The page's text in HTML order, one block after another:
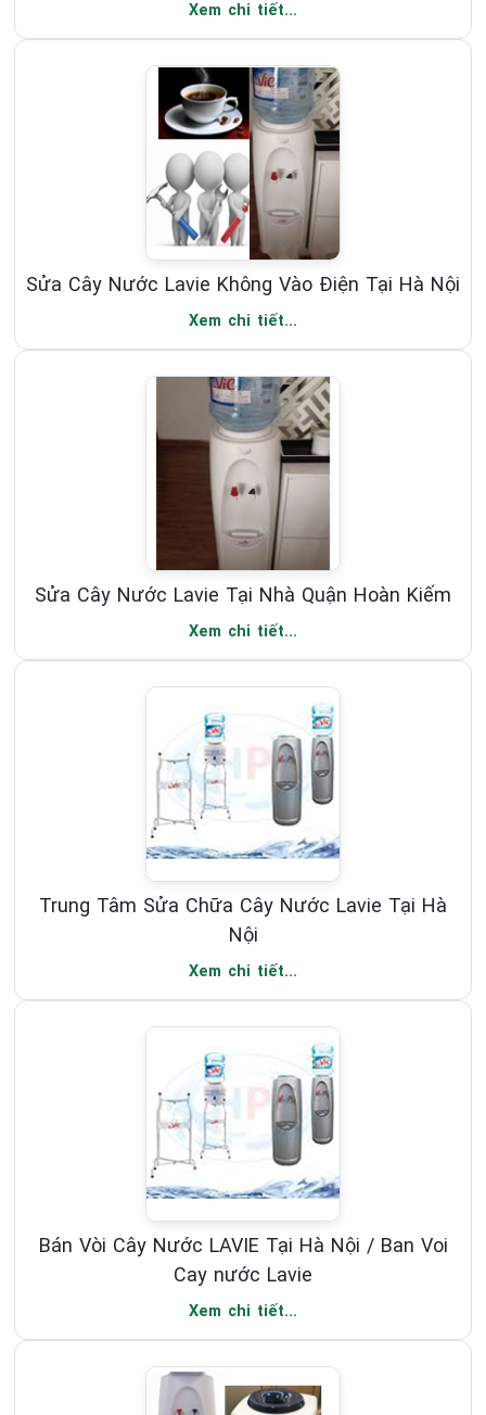
Xem chi tiết...
Sửa Cây Nước Lavie Không Vào Điện Tại Hà Nội
Xem chi tiết...
Sửa Cây Nước Lavie Tại Nhà Quận Hoàn Kiếm
Xem chi tiết...
Trung Tâm Sửa Chữa Cây Nước Lavie Tại Hà
Nội
Xem chi tiết...
Bán Vòi Cây Nước LAVIE Tại Hà Nội / Ban Voi
Cay nước Lavie
Xem chi tiết...